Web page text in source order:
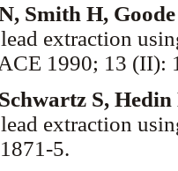
Smith H,
extraction
1990; 13 (II):
S,
extraction
5.